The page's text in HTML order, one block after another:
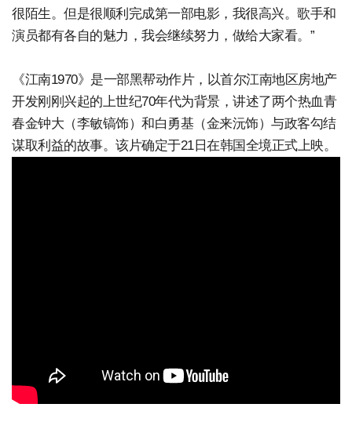
很陌生。但是很顺利完成第一部电影，我很高兴。歌手和
演员都有各自的魅力，我会继续努力，做给大家看。”
《江南1970》是一部黑帮动作片，以首尔江南地区房地产
开发刚刚兴起的上世纪70年代为背景，讲述了两个热血青
春金钟大（李敏镐饰）和白勇基（金来沅饰）与政客勾结
谋取利益的故事。该片确定于21日在韩国全境正式上映。